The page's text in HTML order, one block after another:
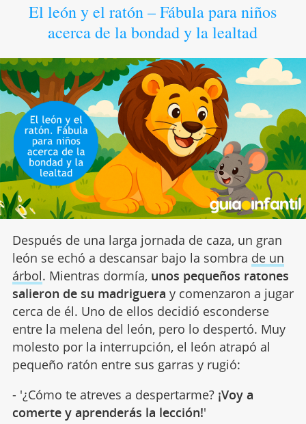
El león y el ratón – Fábula para niños
acerca de la bondad y la lealtad
Después de una larga jornada de caza, un gran
león se echó a descansar bajo la sombra de un
árbol. Mientras dormía, unos pequeños ratones
salieron de su madriguera y comenzaron a jugar
cerca de él. Uno de ellos decidió esconderse
entre la melena del león, pero lo despertó. Muy
molesto por la interrupción, el león atrapó al
pequeño ratón entre sus garras y rugió:
- '¿Cómo te atreves a despertarme? ¡Voy a
comerte y aprenderás la lección!'